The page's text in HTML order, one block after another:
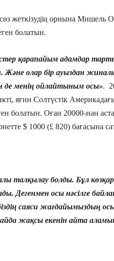
жеткізудің орнына Мишель
болатын.
қарапайым адамдар
Және олар бір ауыздан
де менің ойлайтыным осы».
яғни Солтүстік
болатын. Оған 20000-нан
$ 1000 (£ 820) бағасына
талқылау болды. Бұл
Дегенмен осы нәсілге
саяси жағдайымыздың
жақсы екенін айта